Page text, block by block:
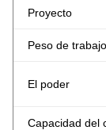
Proyecto
Peso de trabajo
El poder
Capacidad del